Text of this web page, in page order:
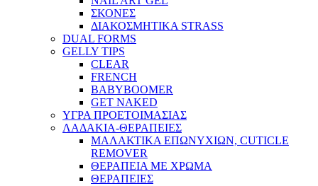
ΣΚΟΝΕΣ
ΔΙΑΚΟΣΜΗΤΙΚΑ STRASS
DUAL FORMS
GELLY TIPS
CLEAR
FRENCH
BABYBOOMER
GET NAKED
ΥΓΡΑ ΠΡΟΕΤΟΙΜΑΣΙΑΣ
ΛΑΔΑΚΙΑ-ΘΕΡΑΠΕΙΕΣ
ΜΑΛΑΚΤΙΚΑ ΕΠΩΝΥΧΙΩΝ, CUTICLE
REMOVER
ΘΕΡΑΠΕΙΑ ΜΕ ΧΡΩΜΑ
ΘΕΡΑΠΕΙΕΣ